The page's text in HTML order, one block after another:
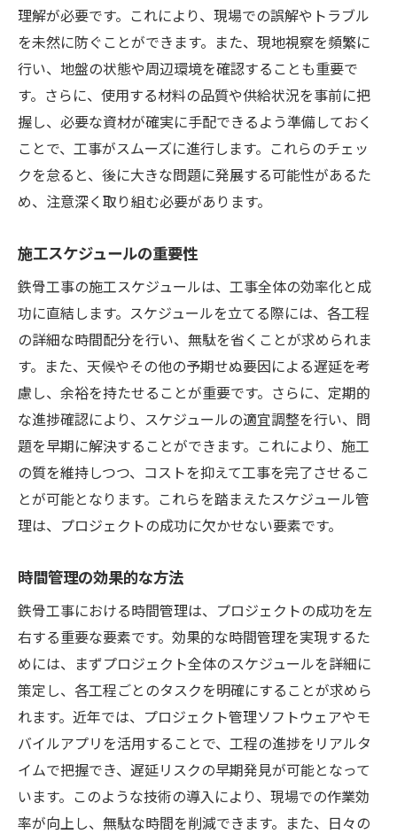
理解が必要です。これにより、現場での誤解やトラブル
を未然に防ぐことができます。また、現地視察を頻繁に
行い、地盤の状態や周辺環境を確認することも重要で
す。さらに、使用する材料の品質や供給状況を事前に把
握し、必要な資材が確実に手配できるよう準備しておく
ことで、工事がスムーズに進行します。これらのチェッ
クを怠ると、後に大きな問題に発展する可能性があるた
め、注意深く取り組む必要があります。
施工スケジュールの重要性
鉄骨工事の施工スケジュールは、工事全体の効率化と成
功に直結します。スケジュールを立てる際には、各工程
の詳細な時間配分を行い、無駄を省くことが求められま
す。また、天候やその他の予期せぬ要因による遅延を考
慮し、余裕を持たせることが重要です。さらに、定期的
な進捗確認により、スケジュールの適宜調整を行い、問
題を早期に解決することができます。これにより、施工
の質を維持しつつ、コストを抑えて工事を完了させるこ
とが可能となります。これらを踏まえたスケジュール管
理は、プロジェクトの成功に欠かせない要素です。
時間管理の効果的な方法
鉄骨工事における時間管理は、プロジェクトの成功を左
右する重要な要素です。効果的な時間管理を実現するた
めには、まずプロジェクト全体のスケジュールを詳細に
策定し、各工程ごとのタスクを明確にすることが求めら
れます。近年では、プロジェクト管理ソフトウェアやモ
バイルアプリを活用することで、工程の進捗をリアルタ
イムで把握でき、遅延リスクの早期発見が可能となって
います。このような技術の導入により、現場での作業効
率が向上し、無駄な時間を削減できます。また、日々の